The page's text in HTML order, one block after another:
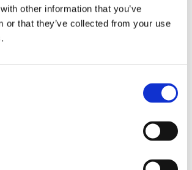
other information that you’ve
or that they’ve collected from your use
får Stena-